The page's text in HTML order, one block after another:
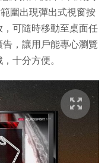
圍出現彈出式視窗按
可隨時移動至桌面任
，讓用戶能專心瀏覽
十分方便。